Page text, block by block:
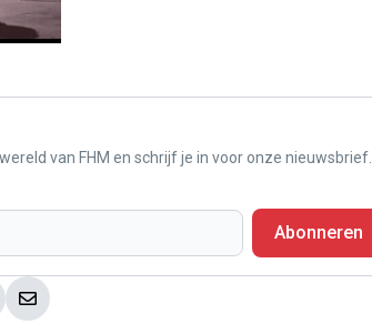
van FHM en schrijf je in voor onze nieuwsbrief.
Abonneren